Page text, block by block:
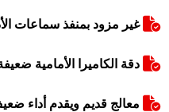
غير مزود بمنفذ سماعات الأذن 3.5
دقة الكاميرا الأمامية ضعيفة (8 ميجابكسل
معالج قديم ويقدم أداء